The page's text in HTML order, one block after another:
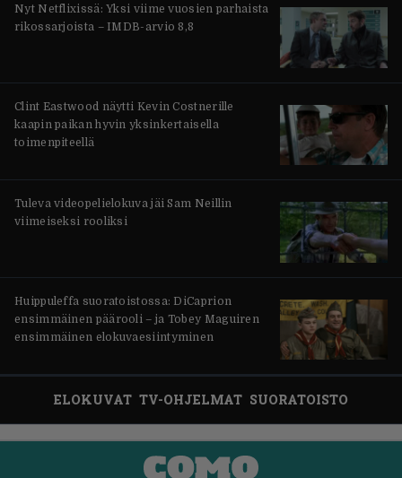
Nyt Netflixissä: Yksi viime vuosien parhaista
rikossarjoista – IMDB-arvio 8,8
Clint Eastwood näytti Kevin Costnerille
kaapin paikan hyvin yksinkertaisella
toimenpiteellä
Tuleva videopelielokuva jäi Sam Neillin
viimeiseksi rooliksi
Huippuleffa suoratoistossa: DiCaprion
ensimmäinen päärooli – ja Tobey Maguiren
ensimmäinen elokuvaesiintyminen
ELOKUVAT TV-OHJELMAT SUORATOISTO